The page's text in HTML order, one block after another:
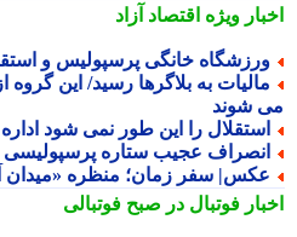
ویژهاقتصاد آزاد
خانگی پرسپولیس و استقلال
به بلاگرها رسید/ این گروه
شوند
را این طور نمی شود اداره
عجیب ستاره پرسپولیسی از
سفر زمان؛ منظره «میدان آزادی»
فوتبال در صبح فوتبالی